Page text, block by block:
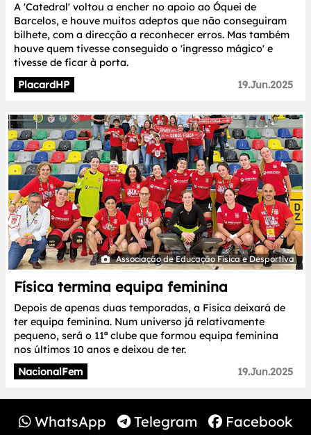
A 'Catedral' voltou a encher no apoio ao Óquei de
Barcelos, e houve muitos adeptos que não conseguiram
bilhete, com a direcção a reconhecer erros. Mas também
houve quem tivesse conseguido o 'ingresso mágico' e
tivesse de ficar à porta.
PlacardHP
19.Jun.2025
Associação de Educação Física e Desportiva
Física termina equipa feminina
Depois de apenas duas temporadas, a Física deixará de
ter equipa feminina. Num universo já relativamente
pequeno, será o 11ª clube que formou equipa feminina
nos últimos 10 anos e deixou de ter.
NacionalFem
19.Jun.2025
WhatsApp Telegram Facebook